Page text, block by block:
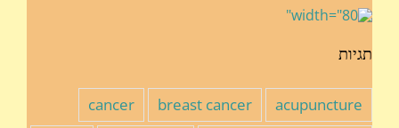
תגיות
acupuncture
breast cancer
cancer